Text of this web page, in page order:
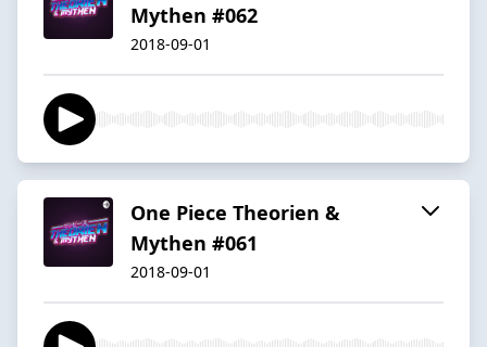
Mythen #062
2018-09-01
One Piece Theorien &
Mythen #061
2018-09-01